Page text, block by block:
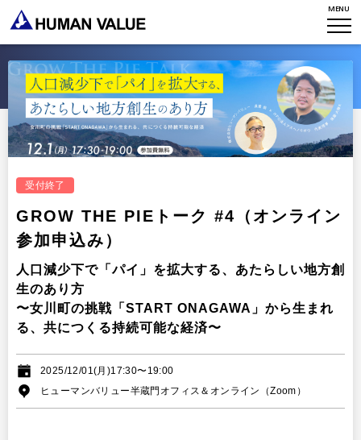
MENU
WHO WE ARE
会社概要
HVからのメッセージ
研究員紹介
会社からのお知らせ
プライバシーポリシー
採用について
WHAT WE DO
組織変革
エンゲージメント
タレント開発
リーダーシップ
PMI
出版
プラクティショナー養成
イベント・セミナー
STORIES
NEWS
お知らせ
Stories
リサーチ
出版
その他
CONTACT
検索
受付終了
GROW THE PIEトーク #4（オンライン
参加申込み）
人口減少下で「パイ」を拡大する、あたらしい地方創
生のあり方
〜女川町の挑戦「START ONAGAWA」から生まれ
る、共につくる持続可能な経済〜
2025/12/01(月)17:30〜19:00
ヒューマンバリュー半蔵門オフィス＆オンライン（Zoom）